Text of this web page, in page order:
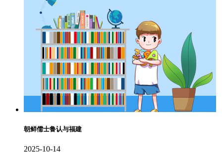
朝鲜儒士鲁认与福建
2025-10-14